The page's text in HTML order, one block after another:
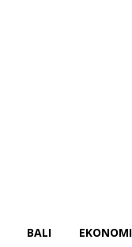
BALI EKONOMI